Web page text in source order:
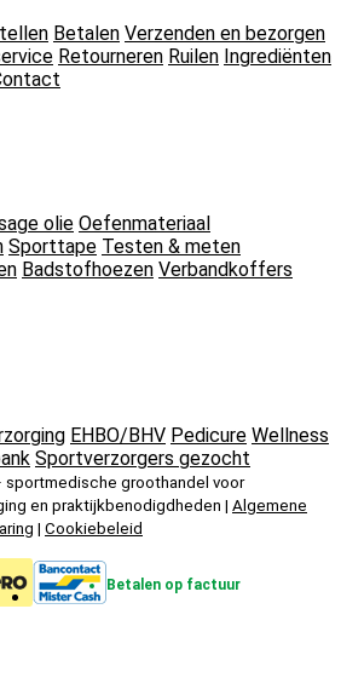
Betalen Verzenden en bezorgen
Retourneren Ruilen Ingrediënten
olie Oefenmateriaal
Sporttape Testen & meten
Badstofhoezen Verbandkoffers
EHBO/BHV Pedicure Wellness
Sportverzorgers gezocht
sportmedische groothandel voor
en praktijkbenodigdheden | Algemene
| Cookiebeleid
Betalen op factuur